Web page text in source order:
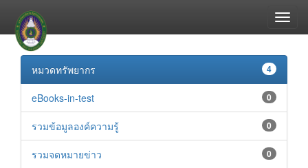
4
หมวดทรัพยากร
0
eBooks-in-test
0
รวมข้อมูลองค์ความรู้
0
รวมจดหมายข่าว